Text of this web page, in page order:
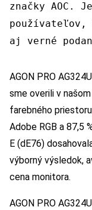
značky AOC.
používateľov,
aj verné
AGON PRO
sme overili v
farebného priestoru
Adobe RGB a 87,5
E (dE76)
výborný výsledok,
cena monitora.
AGON PRO